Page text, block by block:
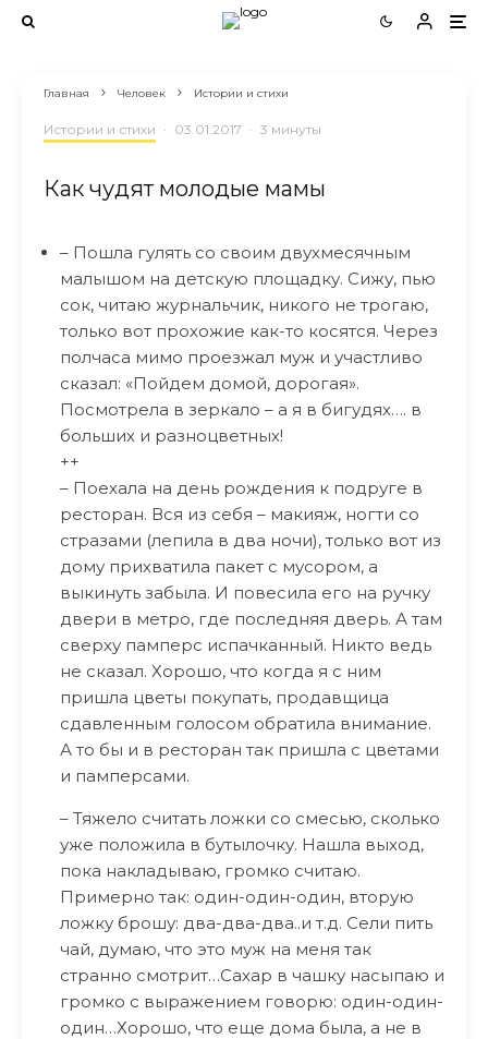
Главная Человек Истории и стихи
Истории и стихи · 03.01.2017 · 3 минуты
Как чудят молодые мамы
– Пошла гулять со своим двухмесячным
малышом на детскую площадку. Сижу, пью
сок, читаю журнальчик, никого не трогаю,
только вот прохожие как-то косятся. Через
полчаса мимо проезжал муж и участливо
сказал: «Пойдем домой, дорогая».
Посмотрела в зеркало – а я в бигудях…. в
больших и разноцветных!
++
– Поехала на день рождения к подруге в
ресторан. Вся из себя – макияж, ногти со
стразами (лепила в два ночи), только вот из
дому прихватила пакет с мусором, а
выкинуть забыла. И повесила его на ручку
двери в метро, где последняя дверь. А там
сверху памперс испачканный. Никто ведь
не сказал. Хорошо, что когда я с ним
пришла цветы покупать, продавщица
сдавленным голосом обратила внимание.
А то бы и в ресторан так пришла с цветами
и памперсами.
– Тяжело считать ложки со смесью, сколько
уже положила в бутылочку. Нашла выход,
пока накладываю, громко считаю.
Примерно так: один-один-один, вторую
ложку брошу: два-два-два..и т.д. Сели пить
чай, думаю, что это муж на меня так
странно смотрит…Сахар в чашку насыпаю и
громко с выражением говорю: один-один-
один…Хорошо, что еще дома была, а не в